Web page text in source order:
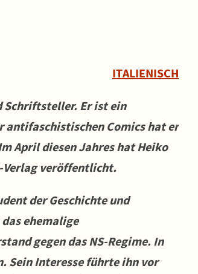
ITALIENISCH
Schriftsteller. Er ist ein
antifaschistischen Comics hat er
April diesen Jahres hat Heiko
Verlag veröffentlicht.
der Geschichte und
ehemalige
gegen das NS-Regime. In
Sein Interesse führte ihn vor